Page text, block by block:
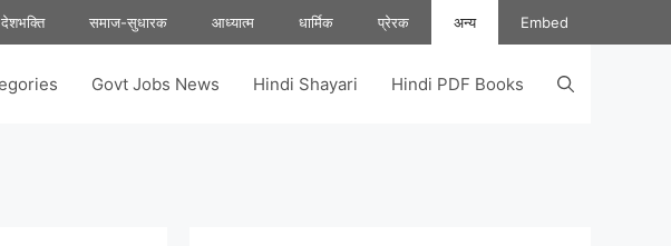
देशभक्ति समाज-सुधारक आध्यात्म धार्मिक प्रेरक अन्य Embed
Govt Jobs News Hindi Shayari Hindi PDF Books